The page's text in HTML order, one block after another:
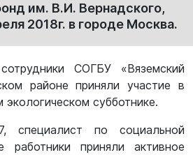
им. В.И. Вернадского,
2018г. в городе Москва.
СОГБУ «Вяземский
районе приняли участие в
субботнике.
специалист по социальной
работники приняли активное